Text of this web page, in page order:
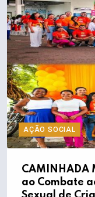
AÇÃO SOCIAL
CAMINHADA
ao Combate